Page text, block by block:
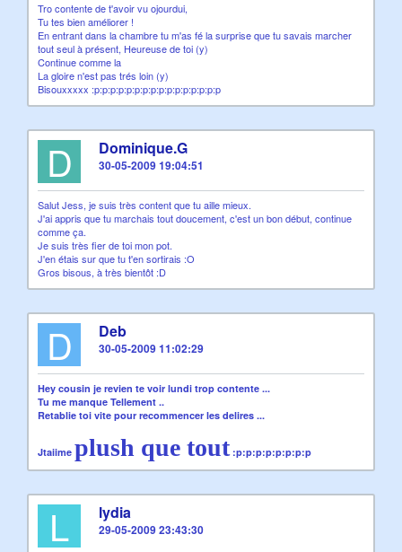
Tro contente de t'avoir vu ojourdui,
Tu tes bien améliorer !
En entrant dans la chambre tu m'as fé la surprise que tu savais marcher
tout seul à présent, Heureuse de toi (y)
Continue comme la
La gloire n'est pas trés loin (y)
Bisouxxxxx :p:p:p:p:p:p:p:p:p:p:p:p:p:p:p:p
D Dominique.G
30-05-2009 19:04:51
Salut Jess, je suis très content que tu aille mieux.
J'ai appris que tu marchais tout doucement, c'est un bon début, continue
comme ça.
Je suis très fier de toi mon pot.
J'en étais sur que tu t'en sortirais :O
Gros bisous, à très bientôt :D
D Deb
30-05-2009 11:02:29
Hey cousin je revien te voir lundi trop contente ...
Tu me manque Tellement ..
Retablie toi vite pour recommencer les delires ...
Jtaiime plush que tout:p:p:p:p:p:p:p:p
L lydia
29-05-2009 23:43:30